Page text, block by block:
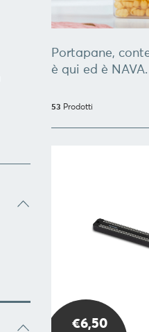
Portapane,
è qui ed è NAVA.
53 Prodotti
€6,50